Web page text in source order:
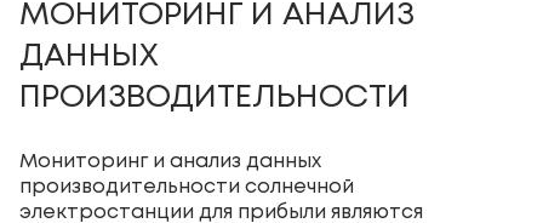
МОНИТОРИНГ И АНАЛИЗ
ДАННЫХ
ПРОИЗВОДИТЕЛЬНОСТИ
Мониторинг и анализ данных
производительности солнечной
электростанции для прибыли являются